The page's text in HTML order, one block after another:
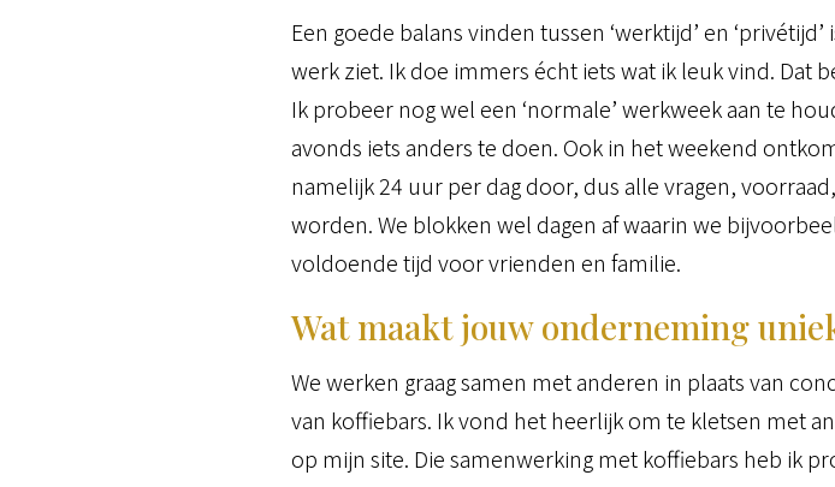
Een goede balans vinden tussen ‘werktijd’ en
werk ziet. Ik doe immers écht iets wat ik leuk vind. Dat
Ik probeer nog wel een ‘normale’ werkweek aan te
avonds iets anders te doen. Ook in het weekend
namelijk 24 uur per dag door, dus alle vragen,
worden. We blokken wel dagen af waarin we
voldoende tijd voor vrienden en familie.
Wat maakt jouw onderneming
We werken graag samen met anderen in plaats van
van koffiebars. Ik vond het heerlijk om te kletsen met
op mijn site. Die samenwerking met koffiebars heb ik